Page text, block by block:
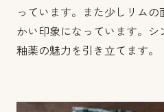
っています。また少しリム
かい印象になっています。
釉薬の魅力を引き立てます。